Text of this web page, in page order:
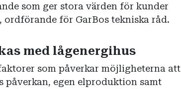
som ger stora värden för kunder
för GarBos tekniska råd.
med lågenergihus
som påverkar möjligheterna att
påverkan, egen elproduktion samt